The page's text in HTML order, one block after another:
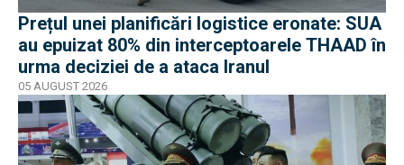
Prețul unei planificări logistice eronate: SUA
au epuizat 80% din interceptoarele THAAD în
urma deciziei de a ataca Iranul
05 AUGUST 2026